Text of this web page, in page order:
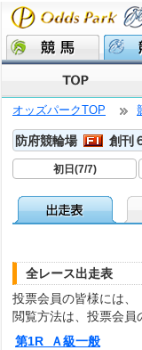
オッズパークTOP
防府競輪場 創刊
初日(7/7)
全レース出走表
投票会員の皆様には、
閲覧方法は、投票会
第1R Ａ級一般